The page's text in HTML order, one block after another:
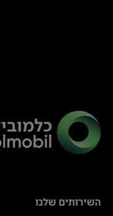
השירותים שלנו